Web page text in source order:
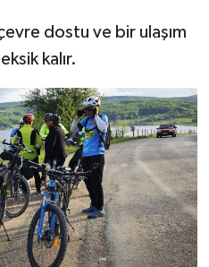
dostu ve bir ulaşım
kalır.